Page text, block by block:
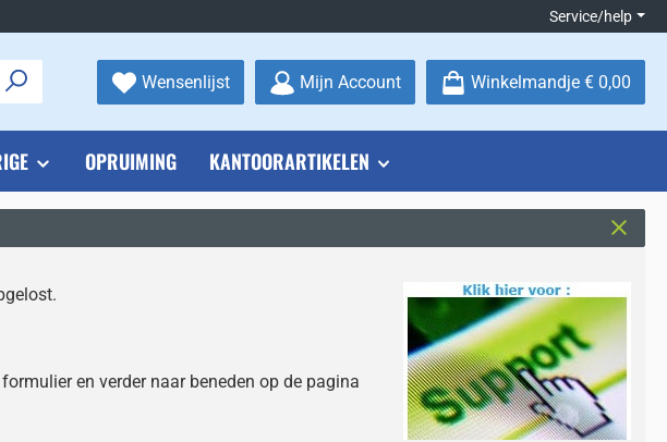
Service/help
WensenlijstJe hebt 0 items op je verlanglijstje
Mijn Account Winkelmandje € 0,00
OPRUIMING KANTOORARTIKELEN
en verder naar beneden op de pagina